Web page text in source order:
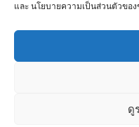
และ นโยบายความเป็นส่วนตัวขอ
ดู